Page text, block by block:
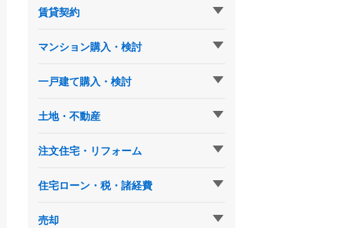
賃貸契約
マンション購入・検討
一戸建て購入・検討
土地・不動産
注文住宅・リフォーム
住宅ローン・税・諸経費
売却